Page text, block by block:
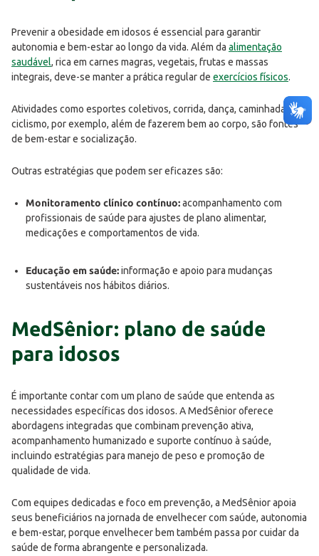
Prevenir a obesidade em idosos é essencial para garantir
autonomia e bem-estar ao longo da vida. Além da alimentação
saudável, rica em carnes magras, vegetais, frutas e massas
integrais, deve-se manter a prática regular de exercícios físicos.
Atividades como esportes coletivos, corrida, dança, caminhada e
ciclismo, por exemplo, além de fazerem bem ao corpo, são fontes
de bem-estar e socialização.
Outras estratégias que podem ser eficazes são:
Monitoramento clínico contínuo:acompanhamento com
profissionais de saúde para ajustes de plano alimentar,
medicações e comportamentos de vida.
Educação em saúde:informação e apoio para mudanças
sustentáveis nos hábitos diários.
MedSênior: plano de saúde
para idosos
É importante contar com um plano de saúde que entenda as
necessidades específicas dos idosos. A MedSênior oferece
abordagens integradas que combinam prevenção ativa,
acompanhamento humanizado e suporte contínuo à saúde,
incluindo estratégias para manejo de peso e promoção de
qualidade de vida.
Com equipes dedicadas e foco em prevenção, a MedSênior apoia
seus beneficiários na jornada de envelhecer com saúde, autonomia
e bem-estar, porque envelhecer bem também passa por cuidar da
saúde de forma abrangente e personalizada.